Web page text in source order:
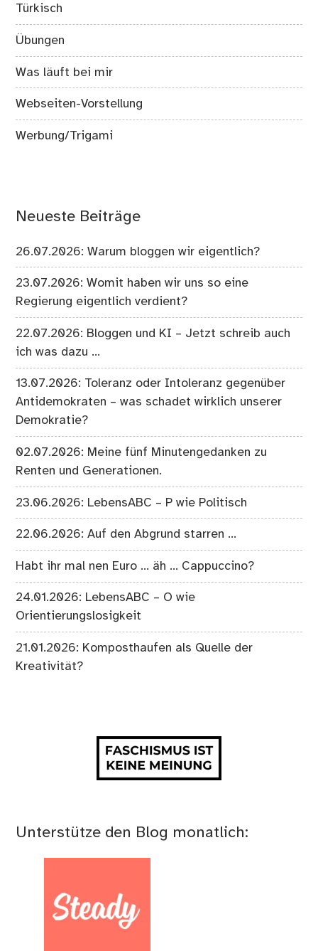
Türkisch
Übungen
Was läuft bei mir
Webseiten-Vorstellung
Werbung/Trigami
Neueste Beiträge
26.07.2026: Warum bloggen wir eigentlich?
23.07.2026: Womit haben wir uns so eine
Regierung eigentlich verdient?
22.07.2026: Bloggen und KI – Jetzt schreib auch
ich was dazu …
13.07.2026: Toleranz oder Intoleranz gegenüber
Antidemokraten – was schadet wirklich unserer
Demokratie?
02.07.2026: Meine fünf Minutengedanken zu
Renten und Generationen.
23.06.2026: LebensABC – P wie Politisch
22.06.2026: Auf den Abgrund starren …
Habt ihr mal nen Euro … äh … Cappuccino?
24.01.2026: LebensABC – O wie
Orientierungslosigkeit
21.01.2026: Komposthaufen als Quelle der
Kreativität?
Unterstütze den Blog monatlich: